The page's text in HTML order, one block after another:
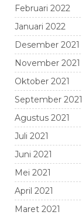
Februari 2022
Januari 2022
Desember 2021
November 2021
Oktober 2021
September 2021
Agustus 2021
Juli 2021
Juni 2021
Mei 2021
April 2021
Maret 2021